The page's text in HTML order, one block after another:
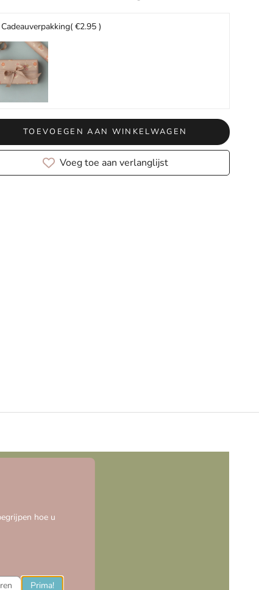
Cadeauverpakking( €2.95 )
TOEVOEGEN AAN WINKELWAGEN
Voeg toe aan verlanglijst